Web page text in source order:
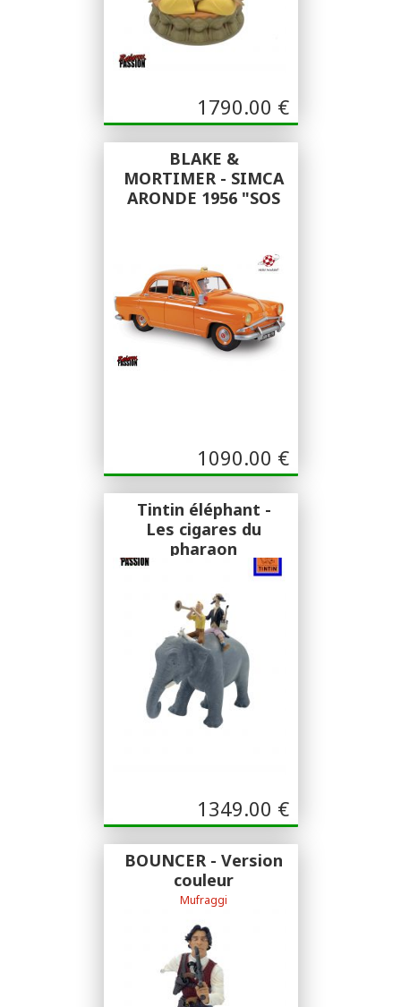
1790.00 €
BLAKE &
MORTIMER - SIMCA
ARONDE 1956 "SOS
1090.00 €
Tintin éléphant -
Les cigares du
pharaon
1349.00 €
BOUNCER - Version
couleur
Mufraggi